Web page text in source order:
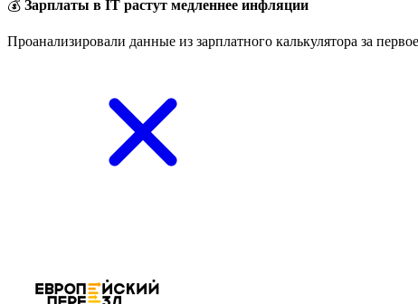
💰 Зарплаты в IT растут медленнее инфляции
Проанализировали данные из зарплатного калькулятора за